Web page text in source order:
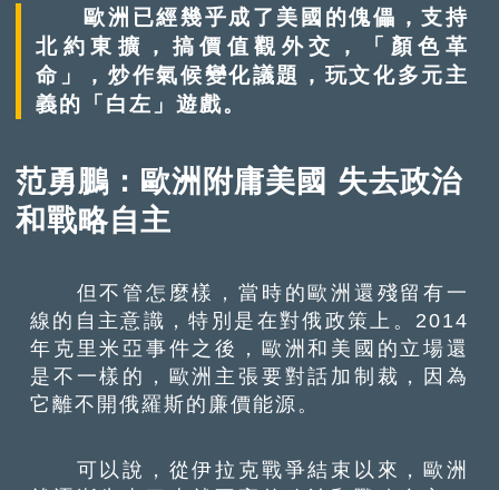
思考與中國的關係。熟悉國際關係和歐洲研究的復
旦大學中國研究院副院長范勇鵬將就此闡述他對事
件的看法。
歐洲已經幾乎成了美國的傀儡，支持
北約東擴，搞價值觀外交，「顏色革
命」，炒作氣候變化議題，玩文化多元主
義的「白左」遊戲。
范勇鵬：歐洲附庸美國 失去政治
和戰略自主
但不管怎麼樣，當時的歐洲還殘留有一
線的自主意識，特別是在對俄政策上。2014
年克里米亞事件之後，歐洲和美國的立場還
是不一樣的，歐洲主張要對話加制裁，因為
它離不開俄羅斯的廉價能源。
可以說，從伊拉克戰爭結束以來，歐洲